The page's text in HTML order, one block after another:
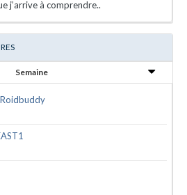
j’arrive à comprendre..
Semaine